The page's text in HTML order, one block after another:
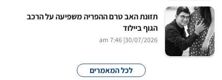
תזונת האב טרם ההפריה משפיעה על הרכב
הגוף ביילוד
30/07/2026
| 7:46 am
לכל המאמרים